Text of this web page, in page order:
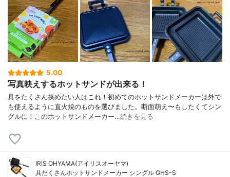
5.00
写真映えするホットサンドが出来る！
具をたくさん挟めたい人はこれ！初めてのホットサンドメーカーは外で
も使えるように直火焼のものを選びました。断面萌え〜もしたくてシン
グルに！このホットサンドメーカー…続きを見る
IRIS OHYAMA(アイリスオーヤマ)
具だくさんホットサンドメーカー シングル GHS-S